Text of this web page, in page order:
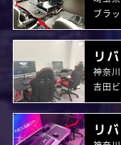
ブラ
リ
神奈
吉田
リ